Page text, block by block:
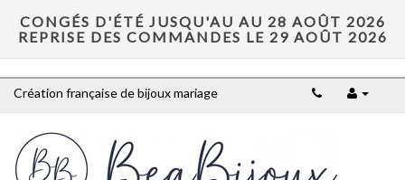
CONGÉS D'ÉTÉ JUSQU'AU AU 28 AOÛT 2026
REPRISE DES COMMANDES LE 29 AOÛT 2026
Création française de bijoux mariage